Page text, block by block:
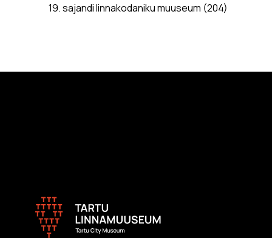
19. sajandi linnakodaniku muuseum (204)